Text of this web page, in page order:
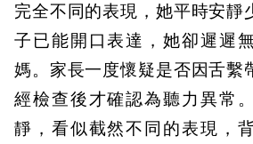
完全不同的表現，她平時安靜
子已能開口表達，她卻遲遲
媽。家長一度懷疑是否因舌繫
經檢查後才確認為聽力異常
靜，看似截然不同的表現，